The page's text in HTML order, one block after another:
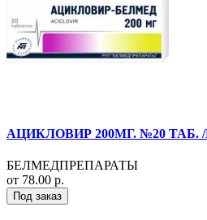
АЦИКЛОВИР 200МГ. №20
БЕЛМЕДПРЕПАРАТЫ
от 78.00 р.
Под заказ